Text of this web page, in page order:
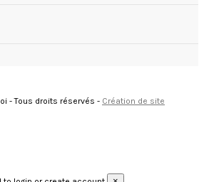
- Tous droits réservés - Création de site